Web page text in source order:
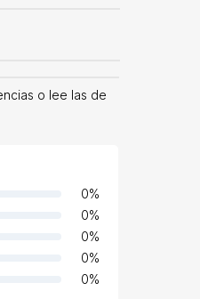
o lee las de
0%
0%
0%
0%
0%